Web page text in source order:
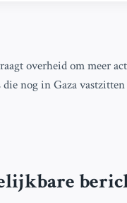
overheid om meer
die nog in Gaza vastzitten